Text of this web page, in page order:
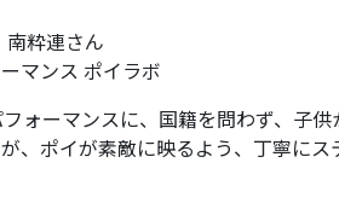
南粋連さん
マンス ポイラボ
ォーマンスに、国籍を問わず、子
、ポイが素敵に映るよう、丁寧に